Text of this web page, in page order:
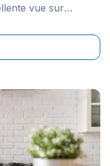
vue sur
et
durant l’hiver.
le cadre de